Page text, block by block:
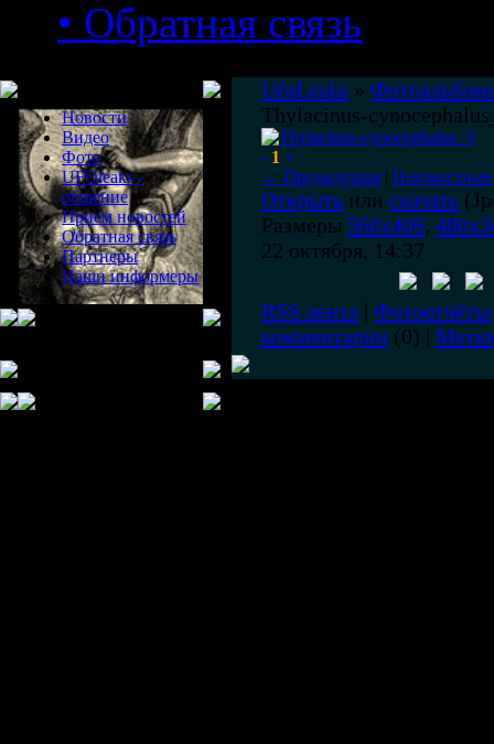
• Обратная связь
Новости
Видео
Фото
UFOleaks -
общение
Прием новостей
Обратная связь
Партнеры
Наши информеры
UfoLeaks »
Thylacinus-
- 1 +
← Предыдущая |
Открыть или скачать
Размеры 560x406,
22 октября, 14:37
RSS лента Фотоотчёты
комментарии (0) |